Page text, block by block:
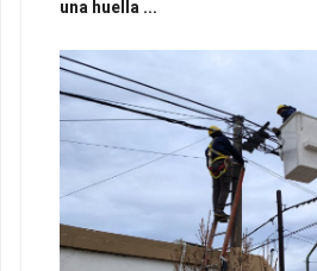
una huella ...